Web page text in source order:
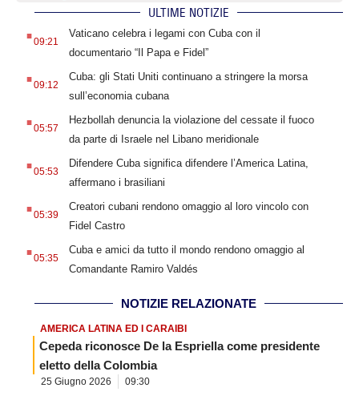
ULTIME NOTIZIE
.09:21
Vaticano celebra i legami con Cuba con il
documentario “Il Papa e Fidel”
.09:12
Cuba: gli Stati Uniti continuano a stringere la morsa
sull’economia cubana
.05:57
Hezbollah denuncia la violazione del cessate il fuoco
da parte di Israele nel Libano meridionale
.05:53
Difendere Cuba significa difendere l’America Latina,
affermano i brasiliani
.05:39
Creatori cubani rendono omaggio al loro vincolo con
Fidel Castro
.05:35
Cuba e amici da tutto il mondo rendono omaggio al
Comandante Ramiro Valdés
NOTIZIE RELAZIONATE
AMERICA LATINA ED I CARAIBI
Cepeda riconosce De la Espriella come presidente
eletto della Colombia
25 Giugno 2026 09:30